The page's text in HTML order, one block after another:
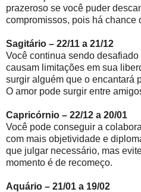
prazeroso se você puder
compromissos, pois há chance
Sagitário – 22/11 a 21/12
Você continua sendo
causam limitações em sua
surgir alguém que o encantará
O amor pode surgir entre
Capricórnio – 22/12 a 20/01
Você pode conseguir a
com mais objetividade e
que julgar necessário, mas
momento é de recomeço.
Aquário – 21/01 a 19/02